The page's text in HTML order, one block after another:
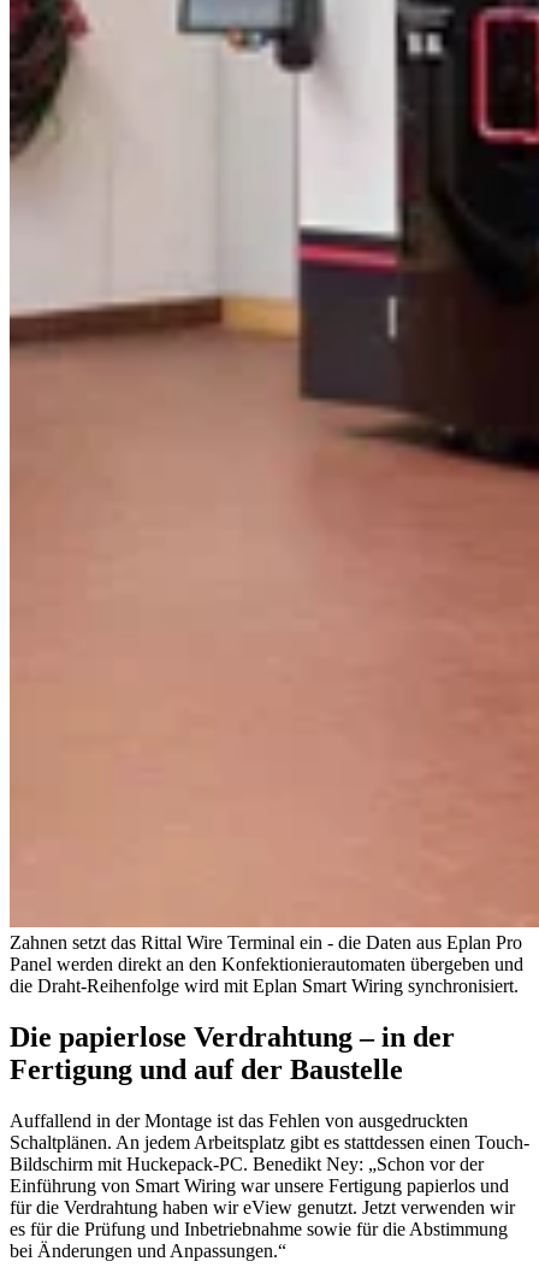
Zahnen setzt das Rittal Wire Terminal ein - die Daten aus Eplan Pro
Panel werden direkt an den Konfektionierautomaten übergeben und
die Draht-Reihenfolge wird mit Eplan Smart Wiring synchronisiert.
Die papierlose Verdrahtung – in der
Fertigung und auf der Baustelle
Auffallend in der Montage ist das Fehlen von ausgedruckten
Schaltplänen. An jedem Arbeitsplatz gibt es stattdessen einen Touch-
Bildschirm mit Huckepack-PC. Benedikt Ney: „Schon vor der
Einführung von Smart Wiring war unsere Fertigung papierlos und
für die Verdrahtung haben wir eView genutzt. Jetzt verwenden wir
es für die Prüfung und Inbetriebnahme sowie für die Abstimmung
bei Änderungen und Anpassungen.“